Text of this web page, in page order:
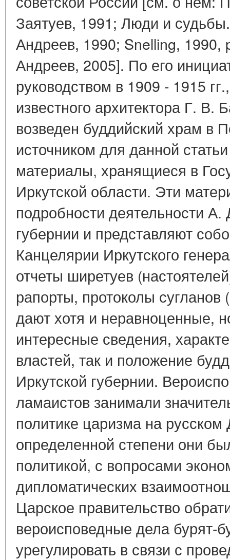
Заятуев, 1991; Люди и
Андреев, 1990; Snelling, 1990,
Андреев, 2005]. По его
руководством в 1909 - 1915
известного архитектора Г. В.
возведен буддийский храм в
источником для данной
материалы, хранящиеся в
Иркутской области. Эти
подробности деятельности
губернии и представляют
Канцелярии Иркутского
отчеты ширетуев
рапорты, протоколы
дают хотя и неравноценные,
интересные сведения,
властей, так и положение
Иркутской губернии.
ламаистов занимали
политике царизма на
определенной степени они
политикой, с вопросами
дипломатических
Царское правительство
вероисповедные дела бурят-
урегулировать в связи с